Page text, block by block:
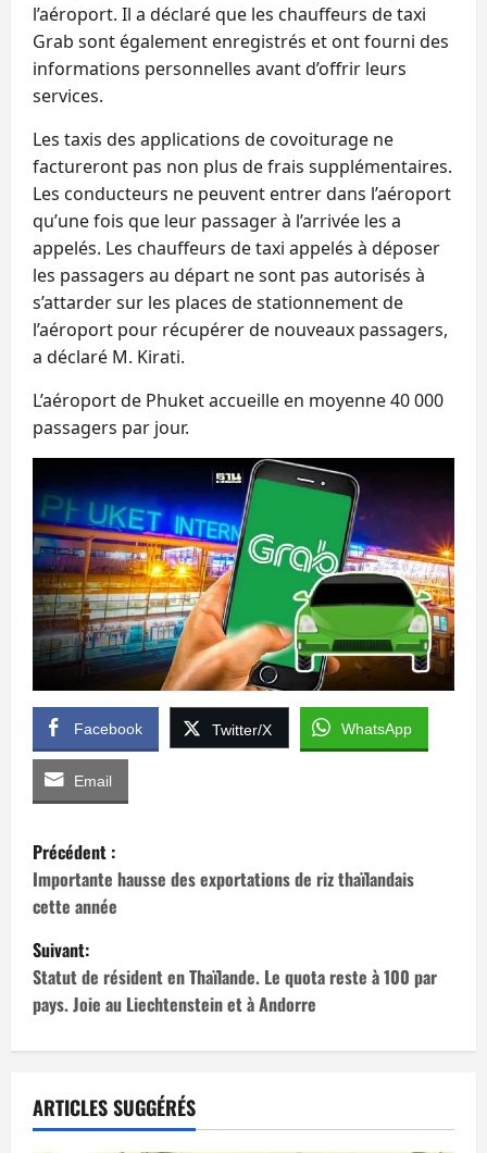
l’aéroport. Il a déclaré que les chauffeurs de taxi
Grab sont également enregistrés et ont fourni des
informations personnelles avant d’offrir leurs
services.
Les taxis des applications de covoiturage ne
factureront pas non plus de frais supplémentaires.
Les conducteurs ne peuvent entrer dans l’aéroport
qu’une fois que leur passager à l’arrivée les a
appelés. Les chauffeurs de taxi appelés à déposer
les passagers au départ ne sont pas autorisés à
s’attarder sur les places de stationnement de
l’aéroport pour récupérer de nouveaux passagers,
a déclaré M. Kirati.
L’aéroport de Phuket accueille en moyenne 40 000
passagers par jour.
Facebook Twitter/X WhatsApp
Email
N
a
v
i
g
t
Précédent :
Importante hausse des exportations de riz thaïlandais
cette année
Suivant:
Statut de résident en Thaïlande. Le quota reste à 100 par
pays. Joie au Liechtenstein et à Andorre
ARTICLES SUGGÉRÉS